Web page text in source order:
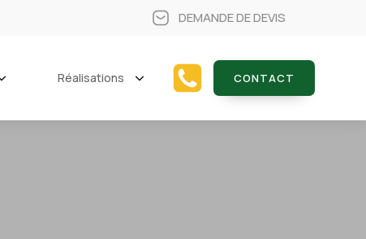
DEMANDE DE DEVIS
Réalisations CONTACT